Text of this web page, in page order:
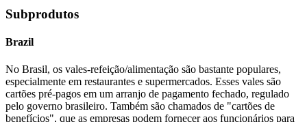
Subprodutos
Brazil
No Brasil, os vales-refeição/alimentação são bastante populares,
especialmente em restaurantes e supermercados. Esses vales são
cartões pré-pagos em um arranjo de pagamento fechado, regulado
pelo governo brasileiro. Também são chamados de "cartões de
benefícios", que as empresas podem fornecer aos funcionários para